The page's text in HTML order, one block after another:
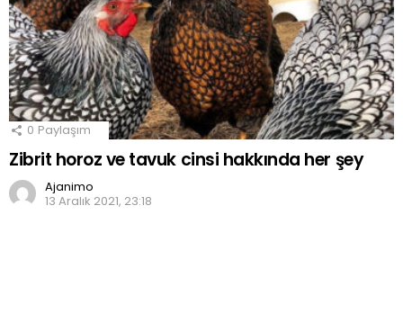
0 Paylaşım
Zibrit horoz ve tavuk cinsi hakkında her şey
Ajanimo
13 Aralık 2021, 23:18